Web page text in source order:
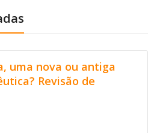
uma nova ou antiga
Revisão de